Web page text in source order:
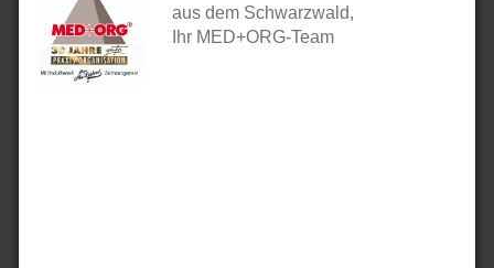
aus dem Schwarzwald,
Ihr MED+ORG-Team